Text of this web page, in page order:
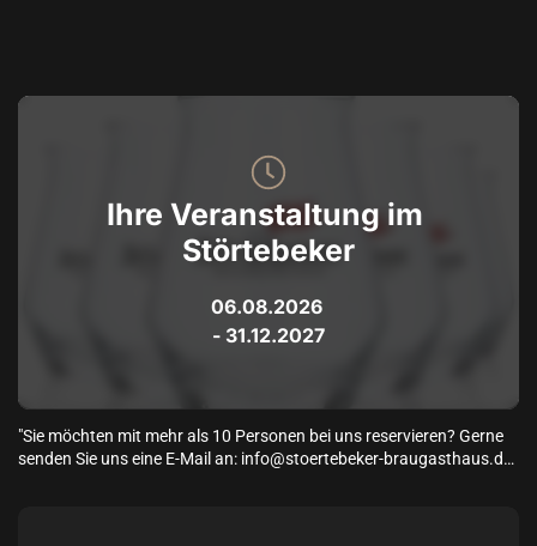
Ihre Veranstaltung im
Störtebeker
06.08.2026
- 31.12.2027
"Sie möchten mit mehr als 10 Personen bei uns reservieren? Gerne
senden Sie uns eine E-Mail an: info@stoertebeker-braugasthaus.de.